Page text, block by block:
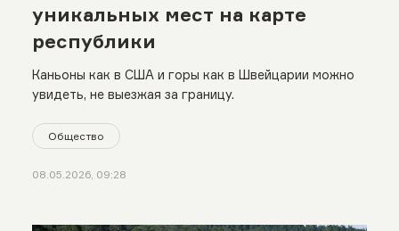
уникальных мест на карте
республики
Каньоны как в США и горы как в Швейцарии можно
увидеть, не выезжая за границу.
Общество
08.05.2026, 09:28